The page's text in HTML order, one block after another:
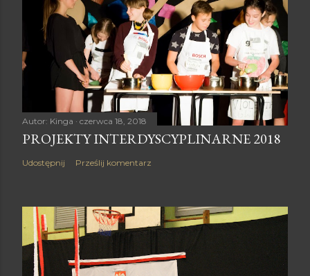
Autor: Kinga czerwca 18, 2018
PROJEKTY INTERDYSCYPLINARNE 2018
Udostępnij Prześlij komentarz